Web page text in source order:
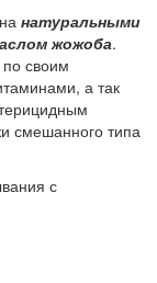
натуральными
жожоба.
своим
а так
смешанного типа
с